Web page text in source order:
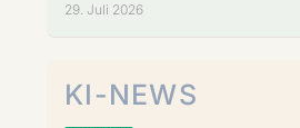
29. Juli 2026
KI-NEWS